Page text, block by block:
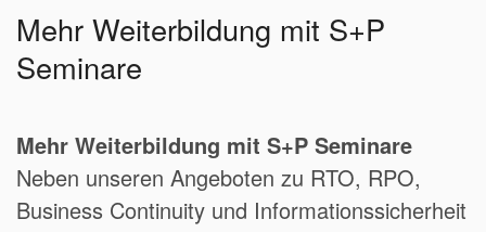
Mehr Weiterbildung mit S+P
Seminare
Mehr Weiterbildung mit S+P Seminare
Neben unseren Angeboten zu RTO, RPO,
Business Continuity und Informationssicherheit